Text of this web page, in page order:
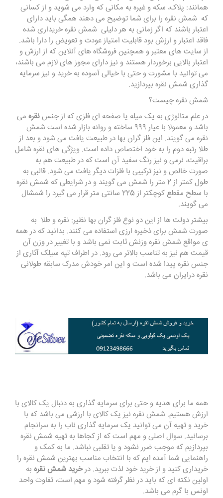
همانند: پلاک، سکه و غیره به مکانی که وارد می شوید و از کسانی
که شمش نقره را برای شما توضیح می دهند همگی باید دارای
اعتبار باشند که اگر زمانی به هر دلیلی شمش نقره خریداری شده
فاقد اعتبار و ارزش بود قابلیت امتیاز عودت و تعویض را دارا باشد.
از سایت های معتبر و همچنین فروشگاه های آنلاین که از ارزش و
اعتبار بالایی برخوردار هستند و نیز دارای مجوز های لازم می باشند،
می توانید با مشورت و حتی با خیالی آسوده به خرید و نیز سرمایه
گذاری شمش نقره بپردازید.
شمش نقره چیست؟
در علم متالوژی به یک میله یا صفحه ای فلزی که از جنسنقره می
باشد و معمولا با عیار 999 ساخته و روانه بازار شده است شمش
نقره می گویند. این فلز گران بها در طبیعت یافت می شود و بعد از
طلا رتبه دوم را به خود اختصاص داده است. ویژگی های نقره شامل
براقیت، نرمی و نیز رنگ سفید آن است که در طبیعت هم به
صورت خالص و نیز ترکیبی با فلزات دیگر یافت می شود. قالبی به
طول کمتر از 2 متر را شمش می گویند و در شرایطی که شمش نقره
با سطح مقطع کوچکتر از 225 سانتی متر قرار می گیرد را شمشال
می گویند.
بیشتر دولت ها از این دو نوع فلز گران بها نظیر: نقره و طلا به
صورت شمش برای ذخیره ارزی استفاده می کنند. بدانید که در همه
ی مواقع شمش نقره وزنش ثابت نمی باشد و با تغییر در وزن آن
قیمت هم نیز به تناسب بالاتر می رود. در اطراف تپه سیلک آثاری از
جنس نقره پیدا شده است و این امر خودش مدرک سابقه طولانی
نقره درایران می باشد.
همه ما برای هدیه و حتی برای سرمایه گذاری به دنبال یک کالای با
ارزش هستیم. شمش نقره نیز یک کالای با ارزشی می باشد که با
خرید و تهیه آن می توانید یک سرمایه گذاری ناب را به سرانجام
برسانید. سوال اصلی و مهم است که از کجاها به تهیه شمش نقره
بپردازیم که موجب ضرر نشود و یا تقلبی نباشد. ما به کمک و
راهنمایی شما آمده ایم که با انتخاب مناسب بهترین شمش نقره را
خریداری کنید و از خرید خود لذت ببرید. درخرید شمش نقره به
اولین نکته ای که باید در نظر گرفته شود و مهم است، تفاوت واحد
اونس با گرم می باشد.